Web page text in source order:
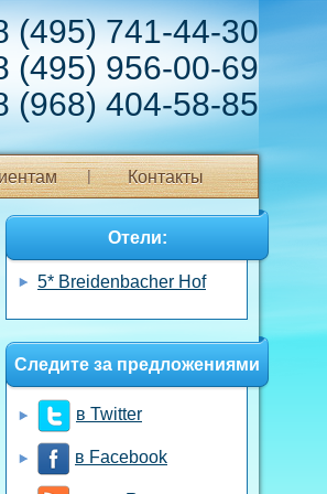
(495) 741-44-30
(495) 956-00-69
(968) 404-58-85
Контакты
Отели:
5* Breidenbacher Hof
Следите за предложениями
в Twitter
в Facebook